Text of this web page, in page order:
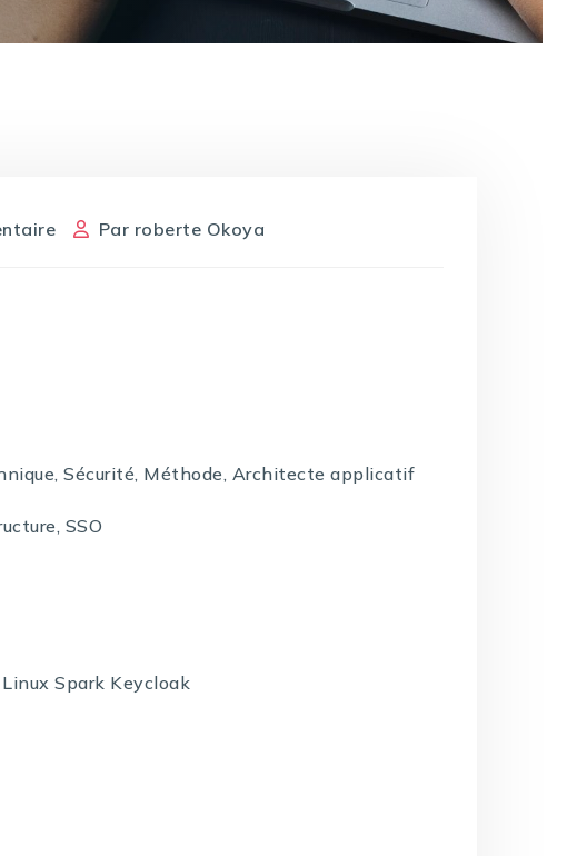
Par roberte Okoya
Sécurité, Méthode, Architecte applicatif
SSO
Spark Keycloak